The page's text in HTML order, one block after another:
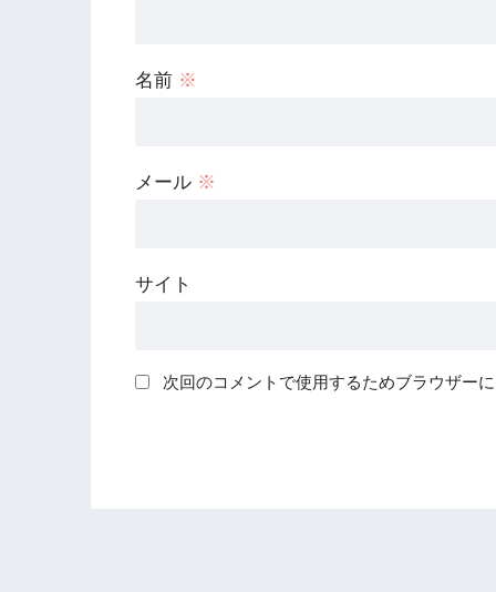
名前 ※
メール ※
サイト
次回のコメントで使用するためブラウザー